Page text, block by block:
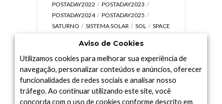
POSTADAY2022
POSTADAY2023
POSTADAY2024
POSTADAY2025
SATURNO
SISTEMA SOLAR SOL
SPACE
UNIVERSO
VÍDEO
Arquivo
Aviso de Cookies
Utilizamos cookies para melhorar sua experiência de
navegação, personalizar conteúdos e anúncios, oferecer
funcionalidades de redes sociais e analisar nosso
tráfego. Ao continuar utilizando este site, você
concorda com o uso de cookies conforme descrito em